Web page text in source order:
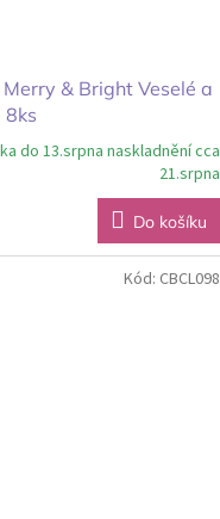
& Bright Veselé a
do 13.srpna naskladnění cca
21.srpna
Do košíku
Kód: CBCL098